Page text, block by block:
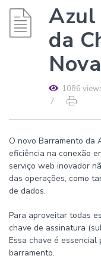
Azul
da
1086
7
O novo Barramento da
eficiência na conexão
serviço web inovador
das operações, como
de dados.
Para aproveitar todas
chave de assinatura
Essa chave é
barramento.